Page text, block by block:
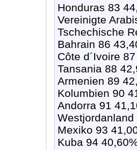
Honduras 83
Vereinigte
Tschechische
Bahrain 86
Côte d´Ivoire
Tansania 88
Armenien 89
Kolumbien 90
Andorra 91
Mexiko 93
Kuba 94